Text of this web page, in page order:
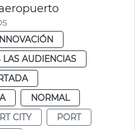
LAS AUDIENCIAS
NORMAL
CITY
PORT